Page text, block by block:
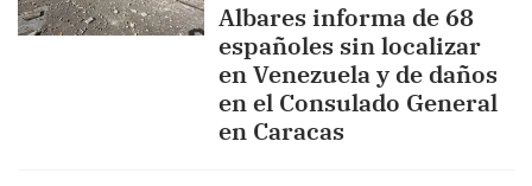
Albares informa de 68
españoles sin localizar
en Venezuela y de daños
en el Consulado General
en Caracas